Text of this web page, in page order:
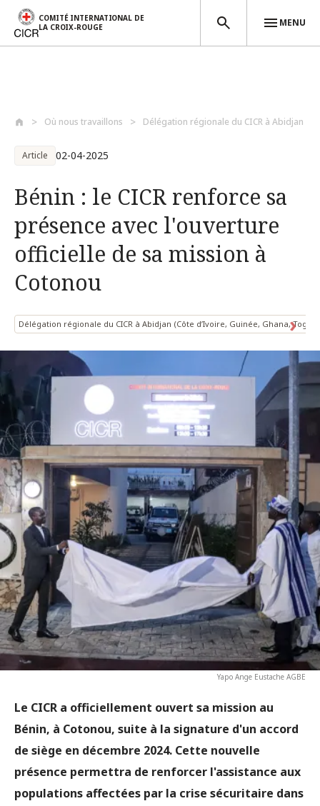
COMITÉ INTERNATIONAL DE
LA CROIX-ROUGE
MENU
Où nous travaillons Délégation régionale du CICR à Abidjan (...
Article 02-04-2025
Bénin : le CICR renforce sa
présence avec l'ouverture
officielle de sa mission à
Cotonou
Délégation régionale du CICR à Abidjan (Côte d’Ivoire, Guinée, Ghana, Togo
Yapo Ange Eustache AGBE
Le CICR a officiellement ouvert sa mission au
Bénin, à Cotonou, suite à la signature d'un accord
de siège en décembre 2024. Cette nouvelle
présence permettra de renforcer l'assistance aux
populations affectées par la crise sécuritaire dans